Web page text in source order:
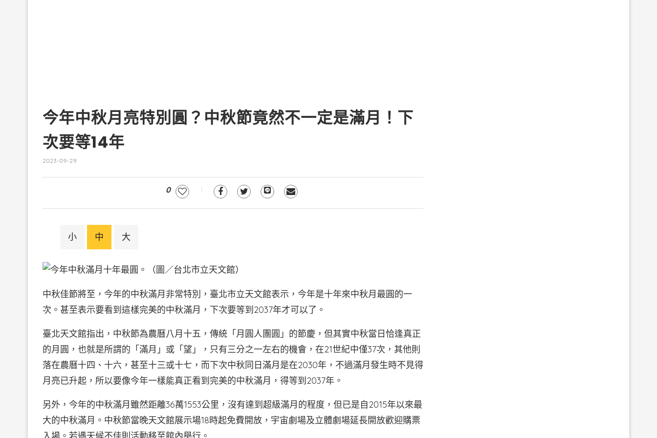
今年中秋月亮特別圓？中秋節竟然不一定是滿月！下
次要等14年
2023-09-29
0
小 中 大
中秋佳節將至，今年的中秋滿月非常特別，臺北市立天文館表示，今年是十年來中秋月最圓的一
次。甚至表示要看到這樣完美的中秋滿月，下次要等到2037年才可以了。
臺北天文館指出，中秋節為農曆八月十五，傳統「月圓人團圓」的節慶，但其實中秋當日恰逢真正
的月圓，也就是所謂的「滿月」或「望」，只有三分之一左右的機會，在21世紀中僅37次，其他則
落在農曆十四、十六，甚至十三或十七，而下次中秋同日滿月是在2030年，不過滿月發生時不見得
月亮已升起，所以要像今年一樣能真正看到完美的中秋滿月，得等到2037年。
另外，今年的中秋滿月雖然距離36萬1553公里，沒有達到超級滿月的程度，但已是自2015年以來最
大的中秋滿月。中秋節當晚天文館展示場18時起免費開放，宇宙劇場及立體劇場延長開放歡迎購票